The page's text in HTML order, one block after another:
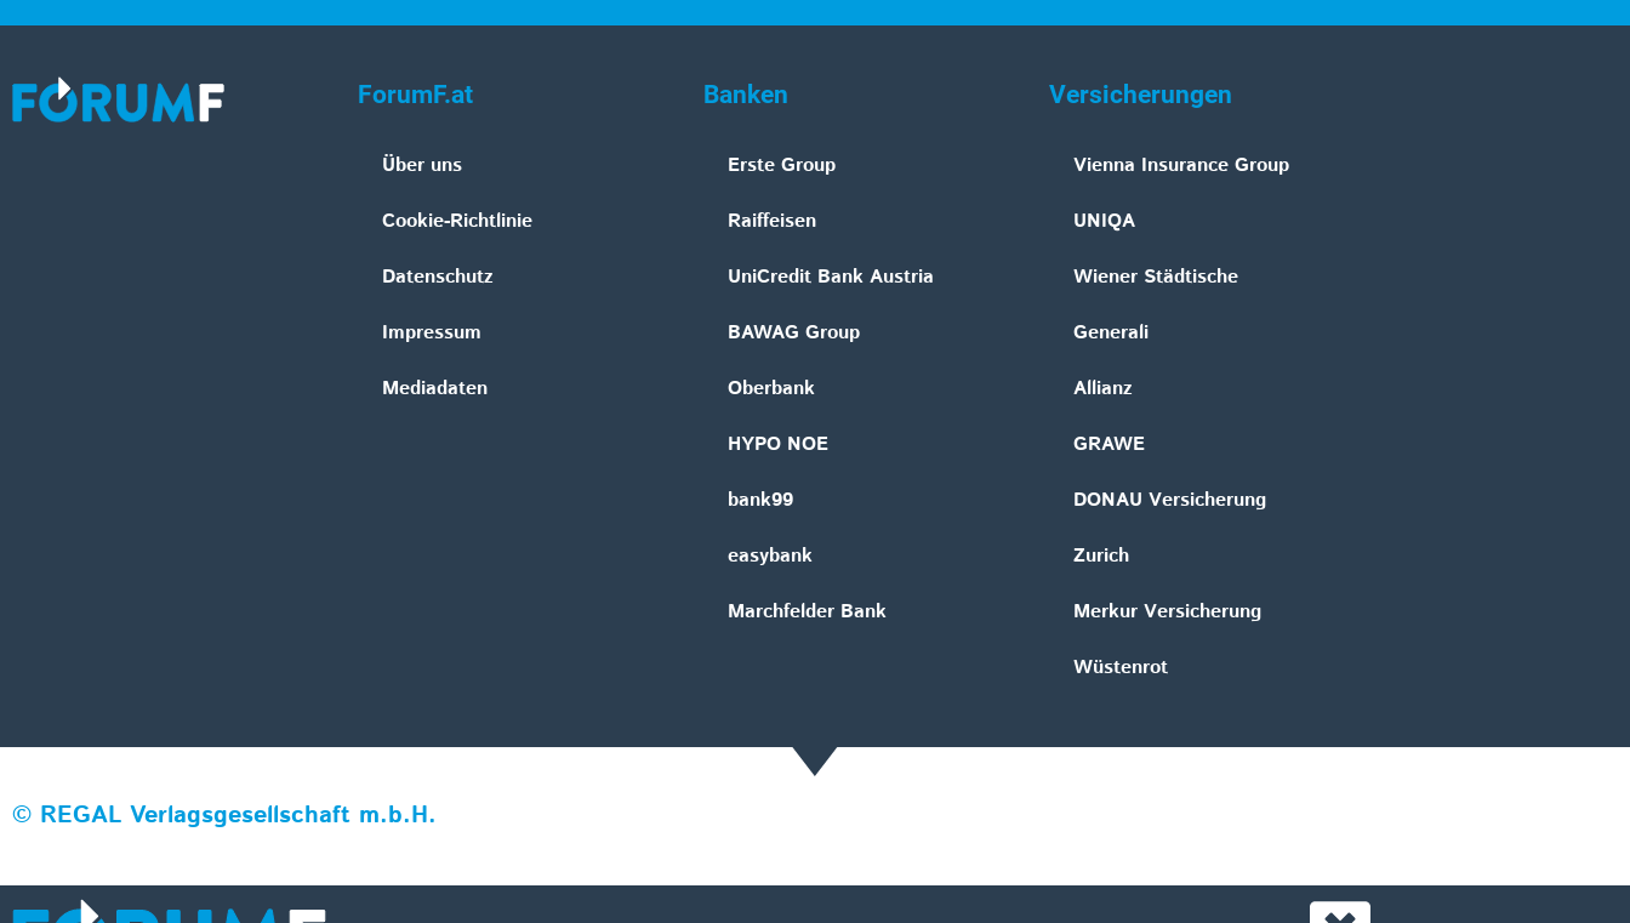
ForumF.at
Über uns
Cookie-Richtlinie
Datenschutz
Impressum
Mediadaten
Banken
Erste Group
Raiffeisen
UniCredit Bank Austria
BAWAG Group
Oberbank
HYPO NOE
bank99
easybank
Marchfelder Bank
Versicherungen
Vienna Insurance Group
UNIQA
Wiener Städtische
Generali
Allianz
GRAWE
DONAU Versicherung
Zurich
Merkur Versicherung
Wüstenrot
© REGAL Verlagsgesellschaft m.b.H.